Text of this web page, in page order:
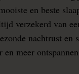
en beste
verzekerd van
nachtrust en
en meer